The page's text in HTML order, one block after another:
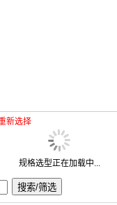
新选择
规格选型正在加载中...